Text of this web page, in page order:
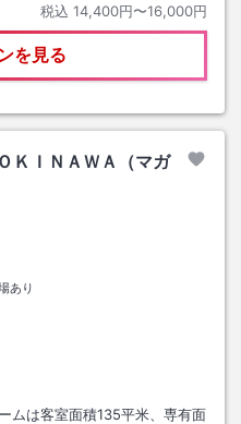
税込 14,400円〜16,000円
を見る
ＫＩＮＡＷＡ（マガ
あり
ムは客室面積135平米、専有面